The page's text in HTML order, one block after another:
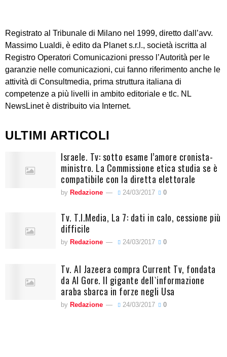
Registrato al Tribunale di Milano nel 1999, diretto dall’avv.
Massimo Lualdi, è edito da Planet s.r.l., società iscritta al
Registro Operatori Comunicazioni presso l’Autorità per le
garanzie nelle comunicazioni, cui fanno riferimento anche le
attività di Consultmedia, prima struttura italiana di
competenze a più livelli in ambito editoriale e tlc. NL
NewsLinet è distribuito via Internet.
ULTIMI ARTICOLI
Israele. Tv: sotto esame l’amore cronista-
ministro. La Commissione etica studia se è
compatibile con la diretta elettorale
by Redazione 24/03/2017 0
Tv. T.I.Media, La 7: dati in calo, cessione più
difficile
by Redazione 24/03/2017 0
Tv. Al Jazeera compra Current Tv, fondata
da Al Gore. Il gigante dell`informazione
araba sbarca in forze negli Usa
by Redazione 24/03/2017 0